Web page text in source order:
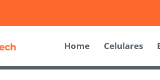
Home Celulares